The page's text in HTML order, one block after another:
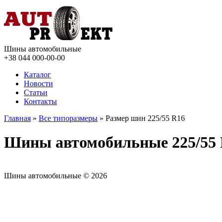
Шины автомобильные
+38 044 000-00-00
Каталог
Новости
Статьи
Контакты
Главная » Все типоразмеры » Размер шин 225/55 R16
Шины автомобильные 225/55
Шины автомобильные © 2026